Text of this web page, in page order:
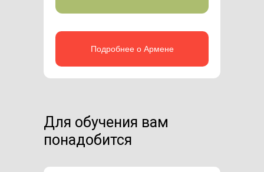
Подробнее о Армене
проекта «Художник
Онлайн»
России
проекта «Художник
Онлайн»
Для обучения вам
понадобится